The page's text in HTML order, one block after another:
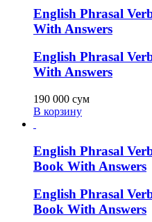
English Phrasal
With Answers
English Phrasal
With Answers
190 000 сум
В корзину
English Phrasal
Book With Answers
English Phrasal
Book With Answers